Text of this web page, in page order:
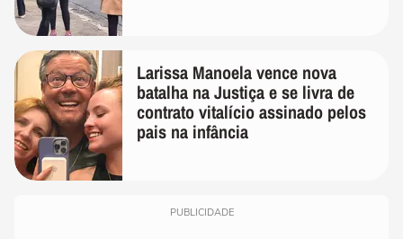
Larissa Manoela vence nova
batalha na Justiça e se livra de
contrato vitalício assinado pelos
pais na infância
PUBLICIDADE